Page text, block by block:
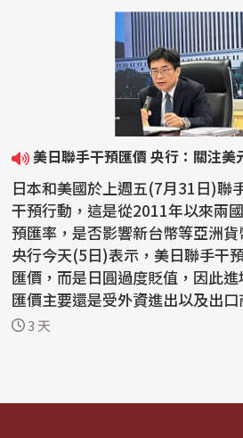
美日聯手干預匯價 央行：關注美
日本和美國於上週五(7月31日)聯
干預行動，這是從2011年以來兩
預匯率，是否影響新台幣等亞洲貨
央行今天(5日)表示，美日聯手干
匯價，而是日圓過度貶值，因此
匯價主要還是受外資進出以及出
注美元...
3 天